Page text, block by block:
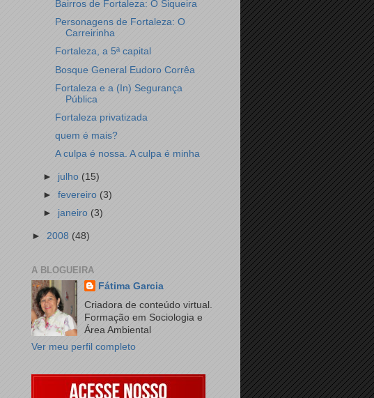
Bairros de Fortaleza: O Siqueira
Personagens de Fortaleza: O
Carreirinha
Fortaleza, a 5ª capital
Bosque General Eudoro Corrêa
Fortaleza e a (In) Segurança
Pública
Fortaleza privatizada
quem é mais?
A culpa é nossa. A culpa é minha
► julho (15)
►fevereiro (3)
► janeiro(3)
► 2008 (48)
A BLOGUEIRA
Fátima Garcia
Criadora de conteúdo virtual.
Formação em Sociologia e
Área Ambiental
Ver meu perfil completo